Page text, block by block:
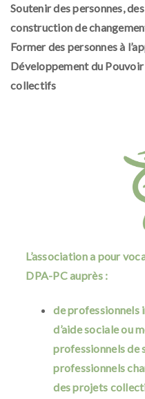
Soutenir des personnes,
construction de
Former des personnes à
Développement du Pouvoir
collectifs
L’association a pour
DPA-PC auprès :
de professionnels
d’aide sociale ou
professionnels de
professionnels
des projets